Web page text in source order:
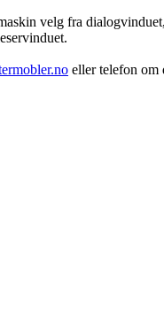
velg fra
eller telefon om